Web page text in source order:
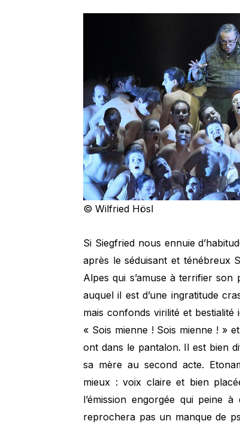
© Wilfried Hösl
Si Siegfried nous ennuie
après le séduisant et ténébreux
Alpes qui s’amuse à terrifier
auquel il est d’une ingratitude
mais confonds virilité et
« Sois mienne ! Sois mienne ! »
ont dans le pantalon. Il est bien
sa mère au second acte.
mieux : voix claire et bien
l’émission engorgée qui peine
reprochera pas un manque de